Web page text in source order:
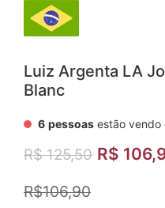
Luiz Argenta LA
Blanc
6 pessoas estão vendo
R$125,50 R$
R$106,90